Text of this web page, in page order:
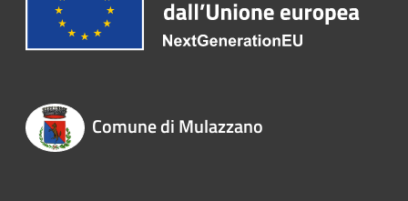
Comune di Mulazzano